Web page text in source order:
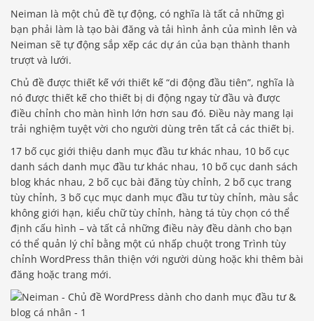
Neiman là một chủ đề tự động, có nghĩa là tất cả những gì
bạn phải làm là tạo bài đăng và tải hình ảnh của mình lên và
Neiman sẽ tự động sắp xếp các dự án của bạn thành thanh
trượt và lưới.
Chủ đề được thiết kế với thiết kế “di động đầu tiên”, nghĩa là
nó được thiết kế cho thiết bị di động ngay từ đầu và được
điều chỉnh cho màn hình lớn hơn sau đó. Điều này mang lại
trải nghiệm tuyệt vời cho người dùng trên tất cả các thiết bị.
17 bố cục giới thiệu danh mục đầu tư khác nhau, 10 bố cục
danh sách danh mục đầu tư khác nhau, 10 bố cục danh sách
blog khác nhau, 2 bố cục bài đăng tùy chỉnh, 2 bố cục trang
tùy chỉnh, 3 bố cục mục danh mục đầu tư tùy chỉnh, màu sắc
không giới hạn, kiểu chữ tùy chỉnh, hàng tá tùy chọn có thể
định cấu hình – và tất cả những điều này đều dành cho bạn
có thể quản lý chỉ bằng một cú nhấp chuột trong Trình tùy
chỉnh WordPress thân thiện với người dùng hoặc khi thêm bài
đăng hoặc trang mới.